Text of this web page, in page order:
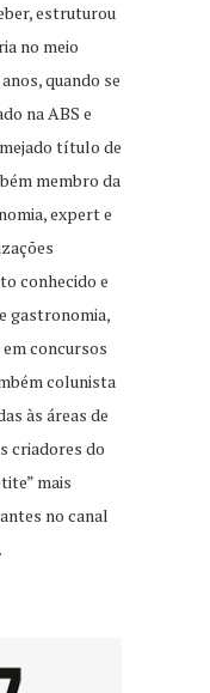
estruturou
no meio
quando se
na ABS e
título de
membro da
expert e
conhecido e
gastronomia,
concursos
colunista
às áreas de
criadores do
mais
no canal